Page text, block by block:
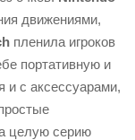
движениями,
пленила игроков
портативную и
и с аксессуарами,
целую серию